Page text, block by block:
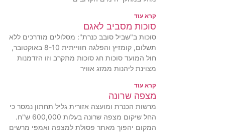
קרא עוד
סוכות מסביב לאגם
סוכות ב"שביל סובב כנרת": מסלולים מודרכים ללא
תשלום, קומזיץ והפלגה חווייתית 8-10 באוקטובר,
חול המועד סוכות חג סוכות מתקרב וזו הזדמנות
מצוינת ליהנות ממזג אוויר
קרא עוד
מצפה שרונה
מרשות הכנרת ומועצה אזורית גליל תחתון נמסר כי
החל שיקום מצפה שרונה בעלות 600,000 ש"ח.
המקום יהפוך מאתר פסולת למצפה ואמפי מרשים